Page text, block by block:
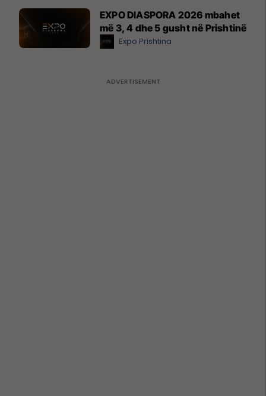
EXPO DIASPORA 2026 mbahet
më 3, 4 dhe 5 gusht në Prishtinë
Expo Prishtina